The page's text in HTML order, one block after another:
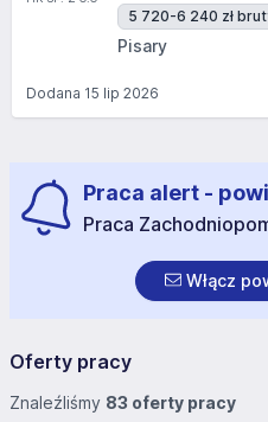
5 720-6 240 zł
Pisary
Dodana 15 lip 2026
Praca alert -
Praca
Włącz
Oferty pracy
Znaleźliśmy 83 oferty pracy